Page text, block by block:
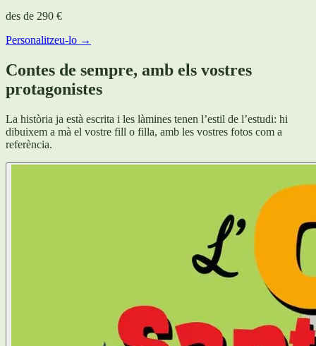
des de 290 €
Personalitzeu-lo →
Contes de sempre, amb els vostres
protagonistes
La història ja està escrita i les làmines tenen l’estil de l’estudi: hi
dibuixem a mà el vostre fill o filla, amb les vostres fotos com a
referència.